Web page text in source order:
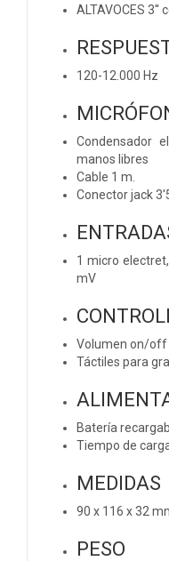
ALTAVOCES 3''
120-12.000 Hz
Condensador
manos libres
Cable 1 m.
Conector jack
1 micro
mV
Volumen on/off
Táctiles para
Batería
Tiempo de
MEDIDAS
90 x 116 x 32
PESO